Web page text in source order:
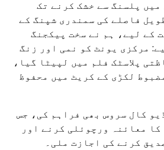
پلسنگ سے خشک کرنے تک
فاصلے کی سمندری شپنگ کے
کے لیے، ہم نے سخت پیکجنگ
مرکزی یونٹ کو نمی اور زنگ
پلاسٹک فلم میں لپیٹا گیا،
لکڑی کے کریٹ میں محفوظ
کال سروس بھی فراہم کی، جس
کا معائنہ ورچوئلی کرنے اور
کرنے کی اجازت ملی۔